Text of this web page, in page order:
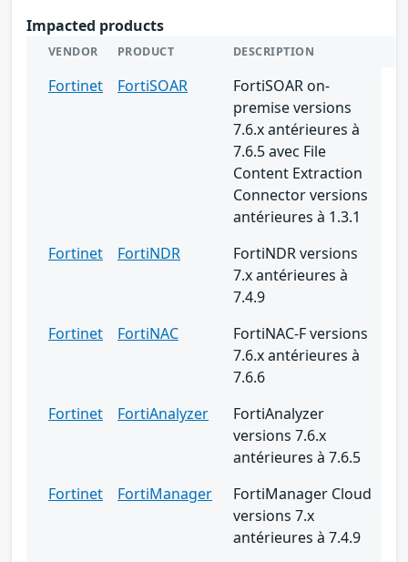
Impacted products
VENDOR PRODUCT DESCRIPTION
Fortinet FortiSOAR
FortiSOAR on-
premise versions
7.6.x antérieures à
7.6.5 avec File
Content Extraction
Connector versions
antérieures à 1.3.1
Fortinet
FortiNDR
FortiNDR versions
7.x antérieures à
7.4.9
Fortinet
FortiNAC
FortiNAC-F versions
7.6.x antérieures à
7.6.6
Fortinet
FortiAnalyzer
FortiAnalyzer
versions 7.6.x
antérieures à 7.6.5
Fortinet
FortiManager
FortiManager Cloud
versions 7.x
antérieures à 7.4.9